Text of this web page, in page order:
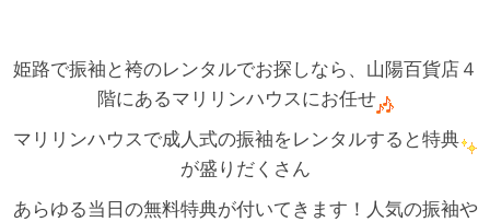
姫路で振袖と袴のレンタルでお探しなら、山陽百貨店４
階にあるマリリンハウスにお任せ
マリリンハウスで成人式の振袖をレンタルすると特典
が盛りだくさん
あらゆる当日の無料特典が付いてきます！人気の振袖や